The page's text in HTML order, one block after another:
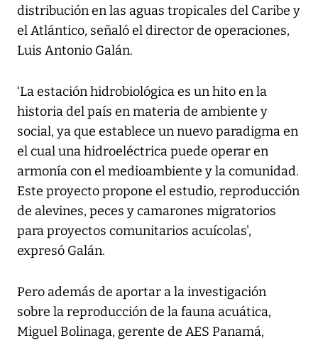
distribución en las aguas tropicales del Caribe y
el Atlántico, señaló el director de operaciones,
Luis Antonio Galán.
‘La estación hidrobiológica es un hito en la
historia del país en materia de ambiente y
social, ya que establece un nuevo paradigma en
el cual una hidroeléctrica puede operar en
armonía con el medioambiente y la comunidad.
Este proyecto propone el estudio, reproducción
de alevines, peces y camarones migratorios
para proyectos comunitarios acuícolas',
expresó Galán.
Pero además de aportar a la investigación
sobre la reproducción de la fauna acuática,
Miguel Bolinaga, gerente de AES Panamá,